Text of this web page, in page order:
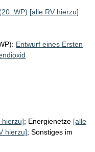
WP) [alle RV hierzu]
Entwurf eines Ersten
hierzu]; Energienetze [alle
hierzu]; Sonstiges im